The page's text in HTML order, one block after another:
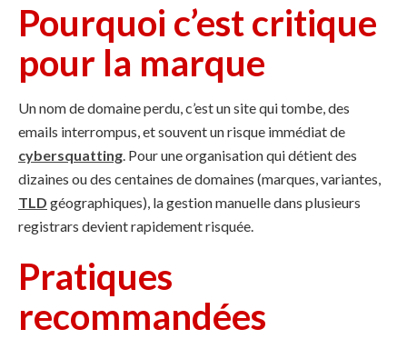
Pourquoi c’est critique
pour la marque
Un nom de domaine perdu, c’est un site qui tombe, des
emails interrompus, et souvent un risque immédiat de
cybersquatting. Pour une organisation qui détient des
dizaines ou des centaines de domaines (marques, variantes,
TLD géographiques), la gestion manuelle dans plusieurs
registrars devient rapidement risquée.
Pratiques
recommandées